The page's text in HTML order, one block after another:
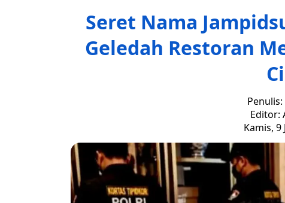
Seret Nama
Geledah Restoran
Penulis:
Editor:
Kamis, 9